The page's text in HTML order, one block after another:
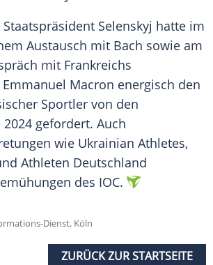
Selenskyj hatte im
Austausch mit Bach sowie am
mit Frankreichs
Macron energisch den
Sportler von den
gefordert. Auch
wie Ukrainian Athletes,
Athleten Deutschland
des IOC.
Dienst, Köln
ZURÜCK ZUR STARTSEITE